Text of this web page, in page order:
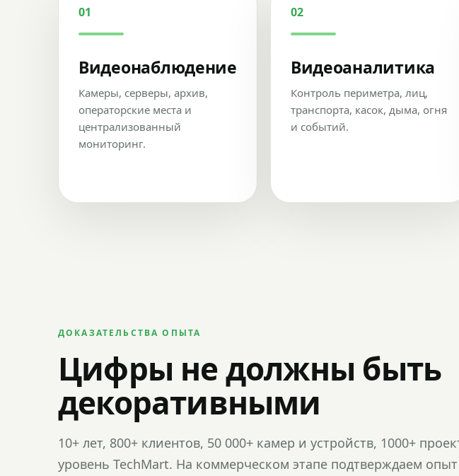
01
Видеонаблюдение
Камеры, серверы, архив,
операторские места и
централизованный
мониторинг.
02
Видеоаналитика
Контроль периметра, лиц,
транспорта, касок, дыма, огня
и событий.
ДОКАЗАТЕЛЬСТВА ОПЫТА
Цифры не должны быть
декоративными
10+ лет, 800+ клиентов, 50 000+ камер и устройств, 1000+
уровень TechMart. На коммерческом этапе подтверждаем